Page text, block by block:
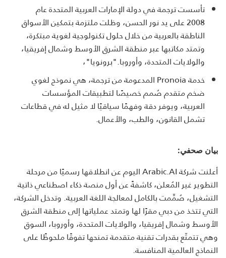
تأسست ترجمة في دولة الإمارات العربية المتحدة عام
2008 على يد نور الحسن، وظلت ملتزمة بتمكين الأسواق
الناطقة بالعربية من خلال حلول تكنولوجية لغوية مبتكرة،
وتمتد مكاتبها عبر منطقة الشرق الأوسط وشمال إفريقيا،
والولايات المتحدة، وأوروبا."برونويا"،
خدمة Pronoia المدعومة من ترجمة، هي نموذج لغوي
ضخم متقدم صُمم خصيصًا لتطبيقات المؤسسات
العربية، ويوفر دقة وفهمًا سياقيًا لا مثيل له في قطاعات
تشمل القانون، والطب، والأعمال.
بيان صحفي:
أعلنت شركة Arabic.AI اليوم عن انطلاقها رسميًا من مرحلة
التطوير غير المُعلن، كاشفةً عن أول منصة ذكاء اصطناعي ذاتية
التشغيل، صُمِّمت بالكامل لمعالجة اللغة العربية. وتدخل الشركة،
التي تتخذ من دبي مقرًا لها وتمتد عملياتها إلى منطقة الشرق
الأوسط وشمال إفريقيا، والولايات المتحدة، وأوروبا، السوق
وهي تتمتّع بقدرات تقنية متقدمة تمنحها تفوقًا ملحوظًا على
النماذج العالمية المنافسة.